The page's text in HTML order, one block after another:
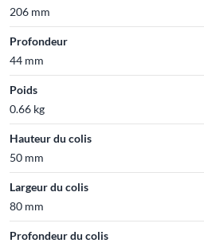
206 mm
Profondeur
44 mm
Poids
0.66 kg
Hauteur du colis
50 mm
Largeur du colis
80 mm
Profondeur du colis